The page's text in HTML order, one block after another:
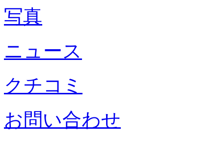
写真
ニュース
クチコミ
お問い合わせ